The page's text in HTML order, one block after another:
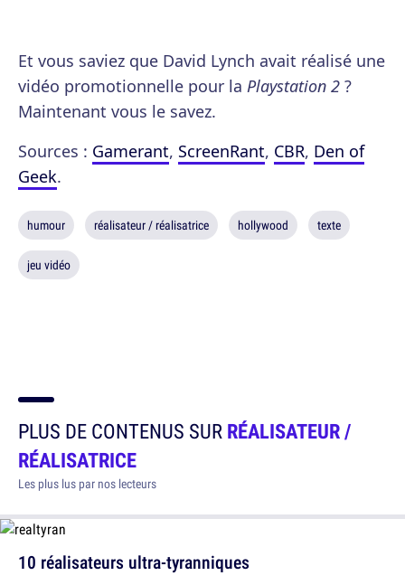
Et vous saviez que David Lynch avait réalisé une
vidéo promotionnelle pour la Playstation 2 ?
Maintenant vous le savez.
Sources : Gamerant, ScreenRant, CBR, Den of
Geek.
humour réalisateur / réalisatrice hollywood texte
jeu vidéo
PLUS DE CONTENUS SURRÉALISATEUR /
RÉALISATRICE
Les plus lus par nos lecteurs
10 réalisateurs ultra-tyranniques